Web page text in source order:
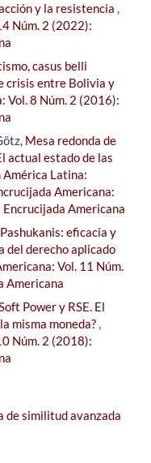
y la resistencia ,
Núm. 2 (2022):
casus belli
crisis entre Bolivia y
Vol. 8 Núm. 2 (2016):
Mesa redonda de
actual estado de las
Latina:
Americana:
Americana
Pashukanis: eficacia y
del derecho aplicado
Vol. 11 Núm.
Americana
Power y RSE. El
misma moneda?,
Núm. 2 (2018):
de similitud avanzada